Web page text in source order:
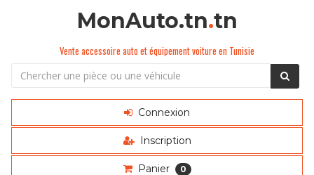
MonAuto.tn.tn
Vente accessoire auto et équipement voiture en Tunisie
Connexion
Inscription
Panier 0